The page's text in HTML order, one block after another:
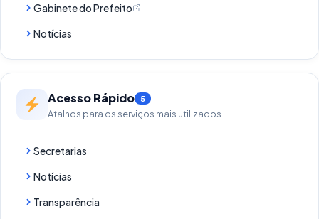
Gabinete do Prefeito
Notícias
Acesso Rápido 5
Atalhos para os serviços mais utilizados.
Secretarias
Notícias
Transparência